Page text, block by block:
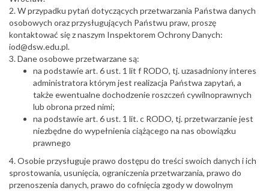
2. W przypadku pytań dotyczących przetwarzania Państwa danych
osobowych oraz przysługujących Państwu praw, proszę
kontaktować się z naszym Inspektorem Ochrony Danych:
iod@dsw.edu.pl.
3. Dane osobowe przetwarzane są:
na podstawie art. 6 ust. 1 lit f RODO, tj. uzasadniony interes
administratora którym jest realizacja Państwa zapytań, a
także ewentualne dochodzenie roszczeń cywilnoprawnych
lub obrona przed nimi;
na podstawie art. 6 ust. 1 lit. c RODO, tj. przetwarzanie jest
niezbędne do wypełnienia ciążącego na nas obowiązku
prawnego
4. Osobie przysługuje prawo dostępu do treści swoich danych i ich
sprostowania, usunięcia, ograniczenia przetwarzania, prawo do
przenoszenia danych, prawo do cofnięcia zgody w dowolnym